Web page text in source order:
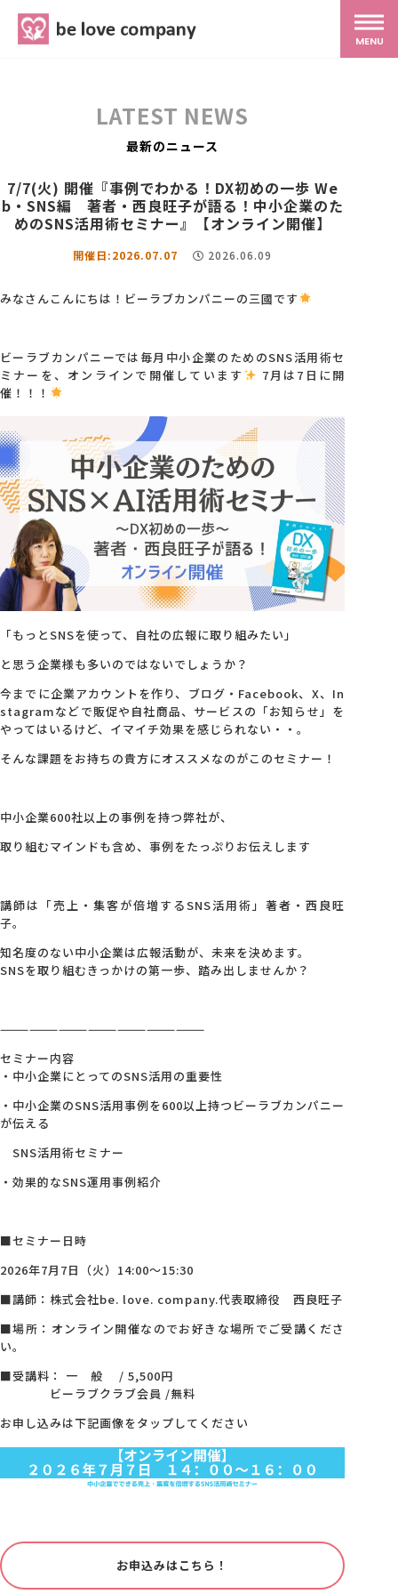
MENU
SNS広報
最新ブログ
会社概要
アクセス
採用情報
お問い合わせ
LATEST NEWS
最新のニュース
7/7(火) 開催『事例でわかる！DX初めの一歩 We
b・SNS編 著者・西良旺子が語る！中小企業のた
めのSNS活用術セミナー』【オンライン開催】
開催日:2026.07.07 2026.06.09
みなさんこんにちは！ビーラブカンパニーの三國です
ビーラブカンパニーでは毎月中小企業のためのSNS活用術セ
ミナーを、オンラインで開催しています
7月は7日に開
催！！！
「もっとSNSを使って、自社の広報に取り組みたい」
と思う企業様も多いのではないでしょうか？
今までに企業アカウントを作り、ブログ・Facebook、X、In
stagramなどで販促や自社商品、サービスの「お知らせ」を
やってはいるけど、イマイチ効果を感じられない・・。
そんな課題をお持ちの貴方にオススメなのがこのセミナー！
中小企業600社以上の事例を持つ弊社が、
取り組むマインドも含め、事例をたっぷりお伝えします
講師は「売上・集客が倍増するSNS活用術」著者・西良旺
子。
知名度のない中小企業は広報活動が、未来を決めます。
SNSを取り組むきっかけの第一歩、踏み出しませんか？
—————————————————————
セミナー内容
・中小企業にとってのSNS活用の重要性
・中小企業のSNS活用事例を600以上持つビーラブカンパニー
が伝える
SNS活用術セミナー
・効果的なSNS運用事例紹介
■セミナー日時
2026年7月7日（火）14:00～15:30
■講師：株式会社be. love. company.代表取締役 西良旺子
■場所：オンライン開催なのでお好きな場所でご受講くださ
い。
■受講料： 一 般 / 5,500円
ビーラブクラブ会員 /無料
お申し込みは下記画像をタップしてください
お申込みはこちら！